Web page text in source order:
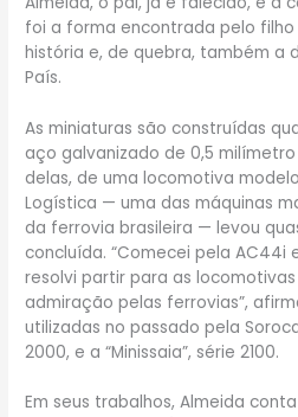
foi a forma encontrada pelo
história e, de quebra, também a
País.
As miniaturas são construídas
aço galvanizado de 0,5
delas, de uma locomotiva
Logística — uma das máquinas
da ferrovia brasileira — levou
concluída. “Comecei pela AC44i
resolvi partir para as
admiração pelas ferrovias”,
utilizadas no passado pela
2000, e a “Minissaia”, série 2100.
Em seus trabalhos, Almeida